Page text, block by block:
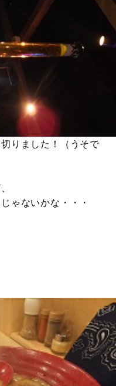
りました！（うそで
ゃないかな・・・